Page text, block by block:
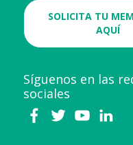
SOLICITA TU
AQUÍ
Síguenos en las
sociales